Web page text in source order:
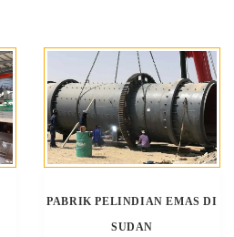
PABRIK PELINDIAN EMAS DI
SUDAN